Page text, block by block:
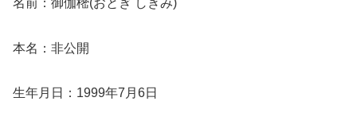
本名：非公開
生年月日：1999年7月6日